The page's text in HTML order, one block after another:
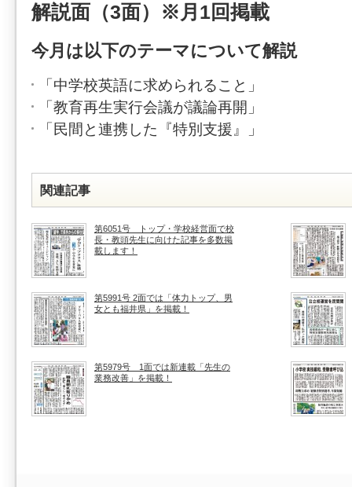
解説面（3面）※月1回掲載
今月は以下のテーマについて解説
「中学校英語に求められること」
「教育再生実行会議が議論再開」
「民間と連携した『特別支援』」
関連記事
第6051号 トップ・学校経営面で校
長・教頭先生に向けた記事を多数掲
載します！
第5991号 2面では「体力トップ、男
女とも福井県」を掲載！
第5979号 1面では新連載「先生の
業務改善」を掲載！